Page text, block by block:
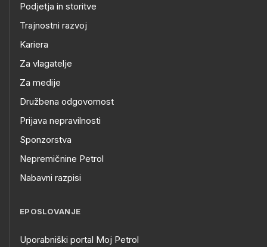
Podjetja in storitve
Trajnostni razvoj
Kariera
Za vlagatelje
Za medije
Družbena odgovornost
Prijava nepravilnosti
Sponzorstva
Nepremičnine Petrol
Nabavni razpisi
EPOSLOVANJE
Uporabniški portal Moj Petrol